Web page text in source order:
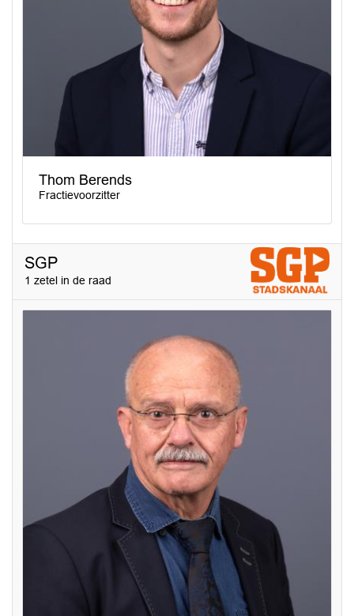
Thom Berends
Fractievoorzitter
SGP
1 zetel in de raad